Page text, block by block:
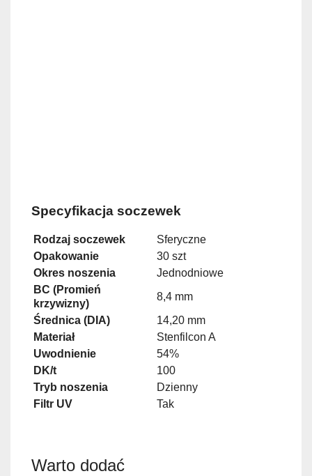
Specyfikacja soczewek
Rodzaj soczewek
Sferyczne
Opakowanie
30 szt
Okres noszenia
Jednodniowe
BC (Promień
krzywizny)
8,4 mm
Średnica (DIA)
14,20 mm
Materiał
Stenfilcon A
Uwodnienie
54%
DK/t
100
Tryb noszenia
Dzienny
Filtr UV
Tak
Warto dodać